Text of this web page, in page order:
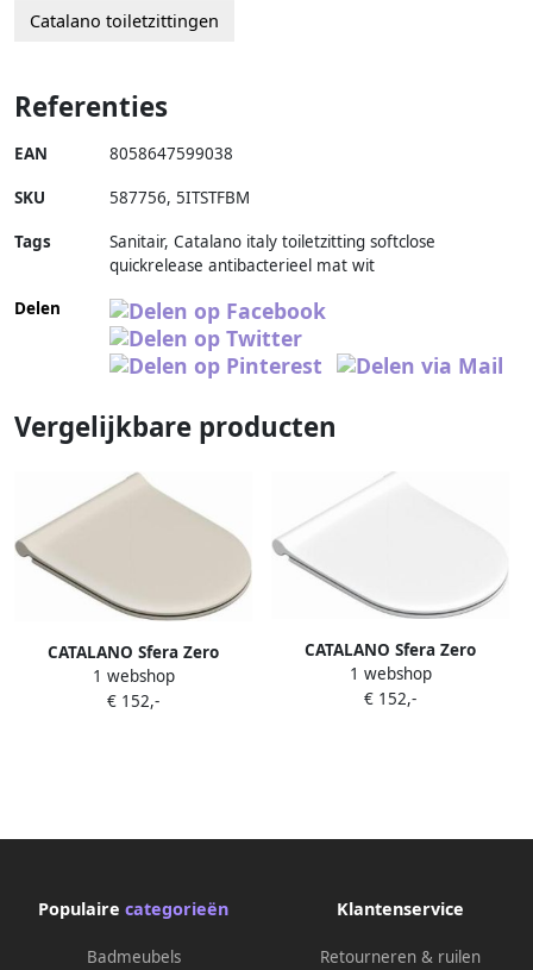
Catalano toiletzittingen
Referenties
EAN 8058647599038
SKU 587756, 5ITSTFBM
Tags
Sanitair, Catalano italy toiletzitting softclose
quickrelease antibacterieel mat wit
Delen
Vergelijkbare producten
CATALANO Sfera Zero
closetzitting slim SC QR Mat
Sabbia 0551200029
1 webshop
€ 152,-
CATALANO Sfera Zero
closetzitting slim SC QR mat
wit 0551200021 LEVERBAAR
1 webshop
€ 152,-
Populaire categorieën
Badmeubels
Klantenservice
Retourneren & ruilen